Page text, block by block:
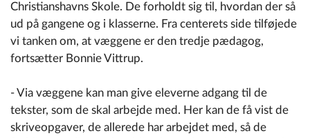
Christianshavns Skole. De forholdt sig til, hvordan der så
ud på gangene og i klasserne. Fra centerets side tilføjede
vi tanken om, at væggene er den tredje pædagog,
fortsætter Bonnie Vittrup.
- Via væggene kan man give eleverne adgang til de
tekster, som de skal arbejde med. Her kan de få vist de
skriveopgaver, de allerede har arbejdet med, så de